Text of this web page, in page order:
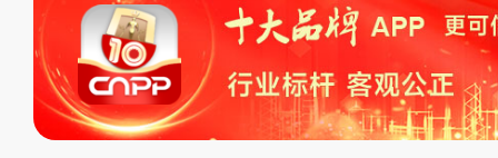
复制、转载、商用。本站不生产产
不代理、不招商、不提供中介服务。
持投资购买的观点或意见，页面信息